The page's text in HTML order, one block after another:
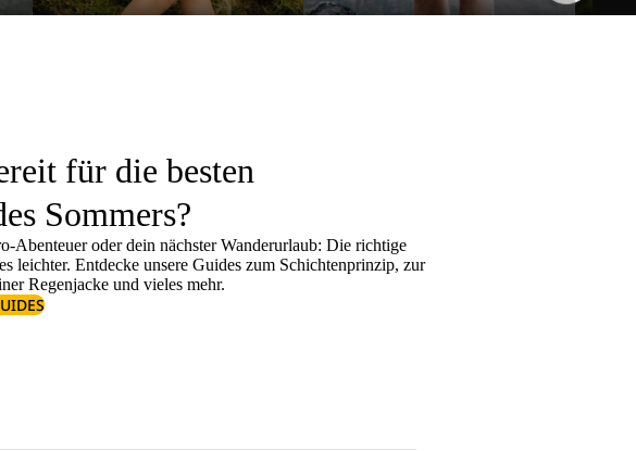
für die besten
Sommers?
Abenteuer oder dein nächster Wanderurlaub: Die richtige
leichter. Entdecke unsere Guides zum Schichtenprinzip, zur
Regenjackeund vieles mehr.